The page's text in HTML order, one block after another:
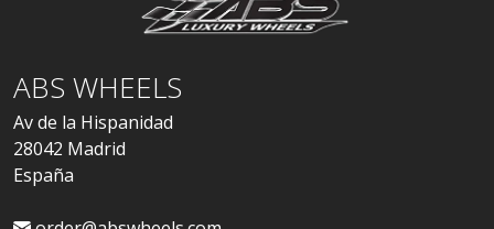
ABS WHEELS
Av de la Hispanidad
28042 Madrid
España